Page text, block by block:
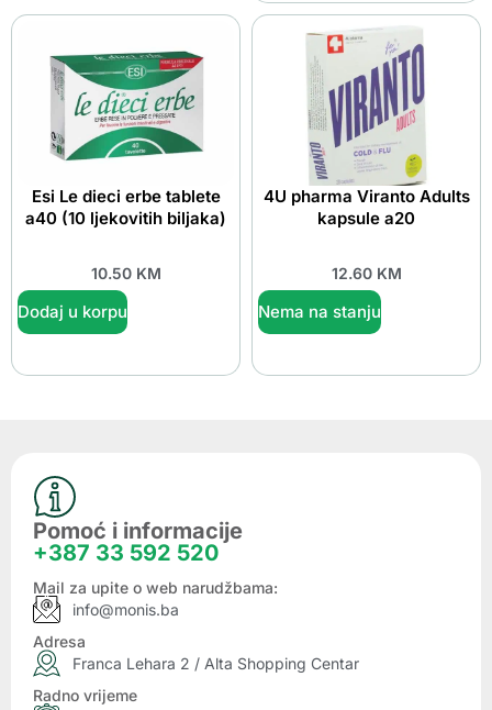
Esi Le dieci erbe tablete
a40 (10 ljekovitih biljaka)
10.50 KM
Dodaj u korpu
4U pharma Viranto Adults
kapsule a20
12.60 KM
Nema na stanju
Pomoć i informacije
+387 33 592 520
Mail za upite o web narudžbama:
info@monis.ba
Adresa
Franca Lehara 2 / Alta Shopping Centar
Radno vrijeme